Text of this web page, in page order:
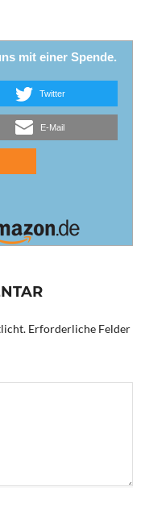
mit einer Spende.
Twitter
E-Mail
Erforderliche Felder